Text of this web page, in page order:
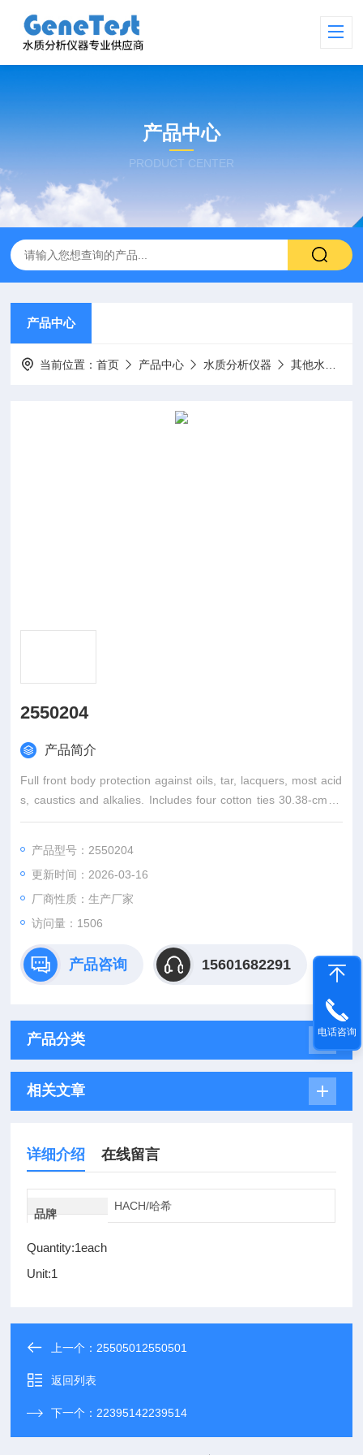
产品中心
PRODUCT CENTER
产品中心
当前位置：首页 产品中心 水质分析仪器 其他水质分析仪及配件
2550204
产品简介
Full front body protection against oils, tar, lacquers, most acid
s, caustics and alkalies. Includes four cotton ties 30.38-cm (1
2) long for adjustable back closure; easy to take off, put on.
产品型号：2550204
更新时间：2026-03-16
厂商性质：生产厂家
访问量：1506
产品咨询 15601682291
产品分类
相关文章
详细介绍 在线留言
品牌
HACH/哈希
Quantity:1each
Unit:1
上一个： 25505012550501
返回列表
下一个： 22395142239514
电话咨询